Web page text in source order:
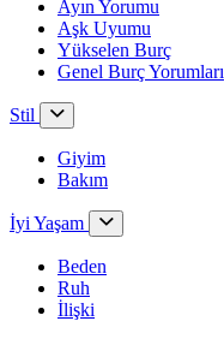
Ayın Yorumu
Aşk Uyumu
Yükselen Burç
Genel Burç Yorumları
Stil
Giyim
Bakım
İyi Yaşam
Beden
Ruh
İlişki